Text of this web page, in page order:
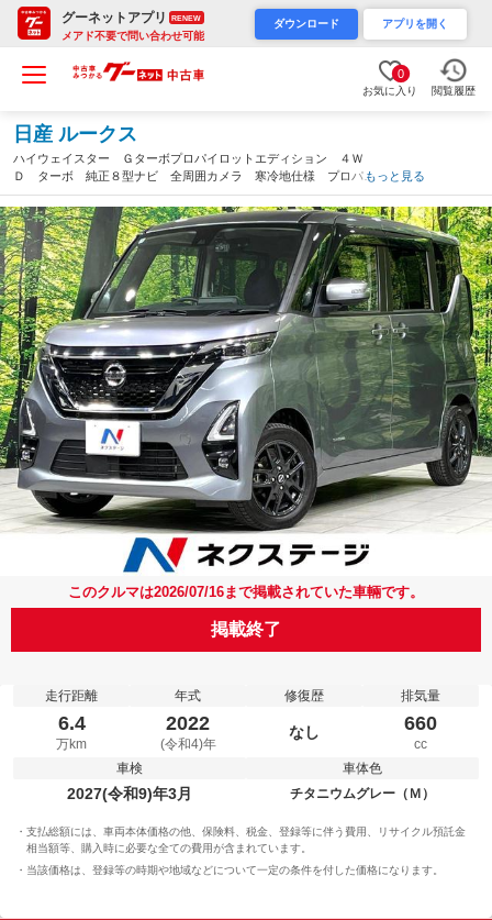
グーネットアプリ RENEW
メアド不要で問い合わせ可能
ダウンロード アプリを開く
0
お気に入り 閲覧履歴
日産 ルークス
ハイウェイスター Ｇターボプロパイロットエディション ４Ｗ
Ｄ ターボ 純正８型ナビ 全周囲カメラ 寒冷地仕様 プロパイ
ロット 衝突軽減 両側電動ドア シートヒーター ＣＤ／ＤＶ
Ｄ ドラレコ スマートキー ＬＥＤヘッド アイドリングストッ
プ（北海道）
もっと見る
このクルマは2026/07/16まで掲載されていた車輛です。
掲載終了
走行距離
6.4
万km
年式
2022
(令和4)年
修復歴
なし
排気量
660
cc
車検
2027(令和9)年3月
車体色
チタニウムグレー（Ｍ）
支払総額には、車両本体価格の他、保険料、税金、登録等に伴う費用、リサイクル預託金
相当額等、購入時に必要な全ての費用が含まれています。
当該価格は、登録等の時期や地域などについて一定の条件を付した価格になります。